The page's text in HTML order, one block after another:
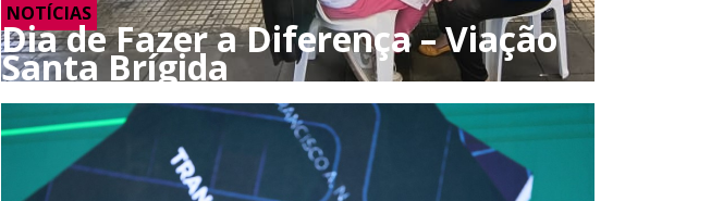
NOTÍCIAS
Dia de Fazer a Diferença – Viação
Santa Brígida